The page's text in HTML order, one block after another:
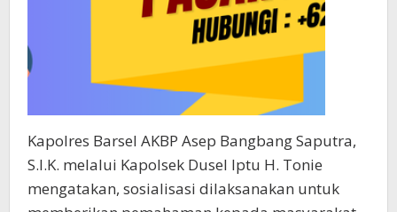
Kapolres Barsel AKBP Asep Bangbang Saputra,
S.I.K. melalui Kapolsek Dusel Iptu H. Tonie
mengatakan, sosialisasi dilaksanakan untuk